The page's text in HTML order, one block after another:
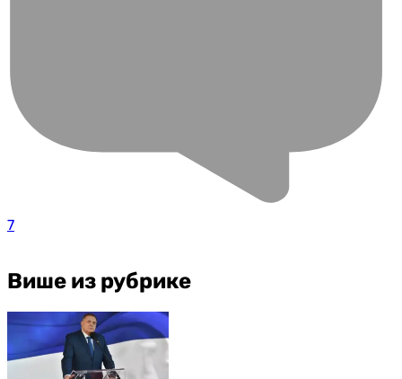
7
Више из рубрике